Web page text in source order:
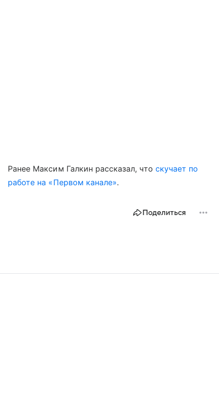
Ранее Максим Галкин рассказал, что скучает по
работе на «Первом канале».
Поделиться